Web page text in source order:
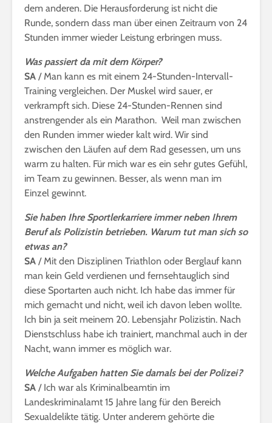
dem anderen. Die Herausforderung ist nicht die
Runde, sondern dass man über einen Zeitraum von 24
Stunden immer wieder Leistung erbringen muss.
Was passiert da mit dem Körper?
SA / Man kann es mit einem 24-Stunden-Intervall-
Training vergleichen. Der Muskel wird sauer, er
verkrampft sich. Diese 24-Stunden-Rennen sind
anstrengender als ein Marathon. Weil man zwischen
den Runden immer wieder kalt wird. Wir sind
zwischen den Läufen auf dem Rad gesessen, um uns
warm zu halten. Für mich war es ein sehr gutes Gefühl,
im Team zu gewinnen. Besser, als wenn man im
Einzel gewinnt.
Sie haben Ihre Sportlerkarriere immer neben Ihrem
Beruf als Polizistin betrieben. Warum tut man sich so
etwas an?
SA / Mit den Disziplinen Triathlon oder Berglauf kann
man kein Geld verdienen und fernsehtauglich sind
diese Sportarten auch nicht. Ich habe das immer für
mich gemacht und nicht, weil ich davon leben wollte.
Ich bin ja seit meinem 20. Lebensjahr Polizistin. Nach
Dienstschluss habe ich trainiert, manchmal auch in der
Nacht, wann immer es möglich war.
Welche Aufgaben hatten Sie damals bei der Polizei?
SA / Ich war als Kriminalbeamtin im
Landeskriminalamt 15 Jahre lang für den Bereich
Sexualdelikte tätig. Unter anderem gehörte die